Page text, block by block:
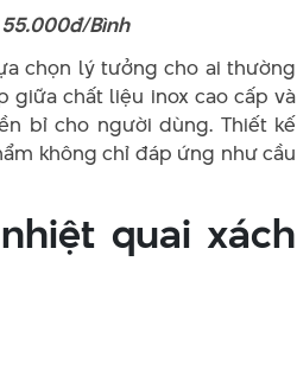
Bình
chọn lý tưởng cho ai thường
giữa chất liệu inox cao cấp và
bỉ cho người dùng. Thiết kế
không chỉ đáp ứng như cầu
quai xách